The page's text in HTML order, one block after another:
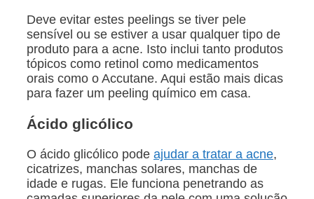
Deve evitar estes peelings se tiver pele
sensível ou se estiver a usar qualquer tipo de
produto para a acne. Isto inclui tanto produtos
tópicos como retinol como medicamentos
orais como o Accutane. Aqui estão mais dicas
para fazer um peeling químico em casa.
Ácido glicólico
O ácido glicólico pode ajudar a tratar a acne,
cicatrizes, manchas solares, manchas de
idade e rugas. Ele funciona penetrando as